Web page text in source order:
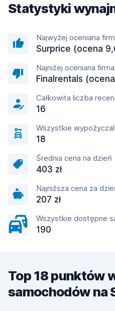
Statystyki
Najwyżej oceniana
Surprice (ocena
Najniżej oceniana firma
Finalrentals
Całkowita liczba
16
Wszystkie
18
Średnia cena na dzień
403 zł
Najniższa cena za
207 zł
Wszystkie dostępne
190
Top 18 punktów
samochodów na